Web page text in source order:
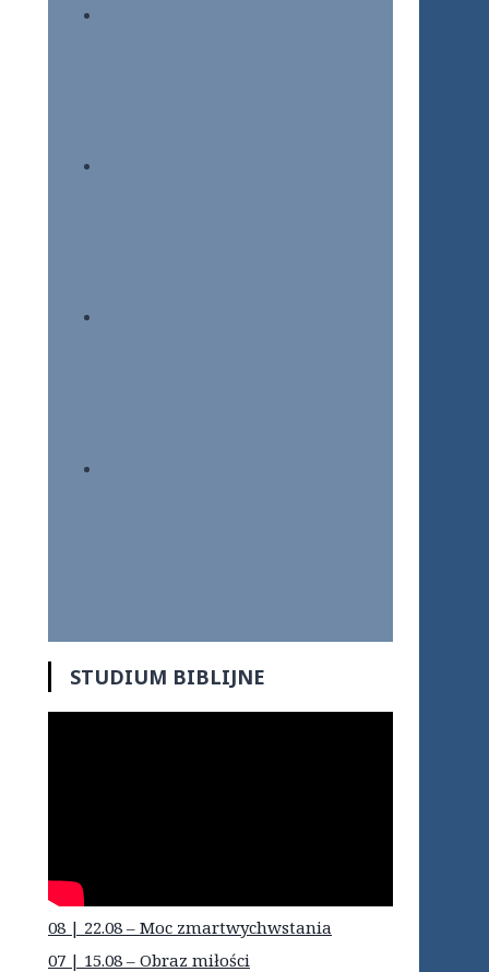
STUDIUM BIBLIJNE
08 | 22.08 – Moc zmartwychwstania
07 | 15.08 – Obraz miłości